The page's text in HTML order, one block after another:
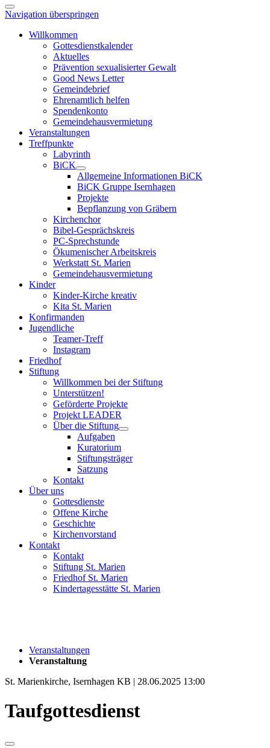
Navigation überspringen
Willkommen
Gottesdienstkalender
Aktuelles
Prävention sexualisierter Gewalt
Good News Letter
Gemeindebrief
Ehrenamtlich helfen
Spendenkonto
Gemeindehausvermietung
Veranstaltungen
Treffpunkte
Labyrinth
BiCK
Allgemeine Informationen BiCK
BiCK Gruppe Isernhagen
Projekte
Bepflanzung von Gräbern
Kirchenchor
Bibel-Gesprächskreis
PC-Sprechstunde
Ökumenischer Arbeitskreis
Werkstatt St. Marien
Gemeindehausvermietung
Kinder
Kinder-Kirche kreativ
Kita St. Marien
Konfirmanden
Jugendliche
Teamer-Treff
Instagram
Friedhof
Stiftung
Willkommen bei der Stiftung
Unterstützen!
Geförderte Projekte
Projekt LEADER
Über die Stiftung
Aufgaben
Kuratorium
Stiftungsträger
Satzung
Kontakt
Über uns
Gottesdienste
Offene Kirche
Geschichte
Kirchenvorstand
Kontakt
Kontakt
Stiftung St. Marien
Friedhof St. Marien
Kindertagesstätte St. Marien
Veranstaltungen
Veranstaltung
St. Marienkirche, Isernhagen KB | 28.06.2025 13:00
Taufgottesdienst